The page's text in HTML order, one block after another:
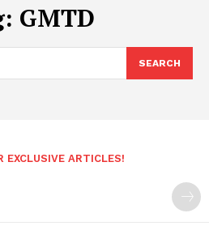
GMTD
SEARCH
EXCLUSIVE ARTICLES!